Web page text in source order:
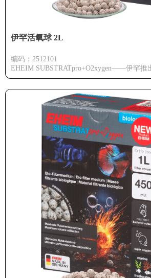
伊罕活氧球 2L
编码：2512101
EHEIM SUBSTRATpro+O2xygen——伊罕推
创新，这是一款将鱼缸水质净化提升至全新